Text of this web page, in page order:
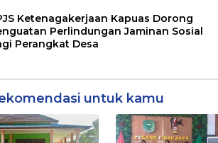
Ketenagakerjaan Kapuas Dorong
Perlindungan Jaminan Sosial
Perangkat Desa
untuk kamu